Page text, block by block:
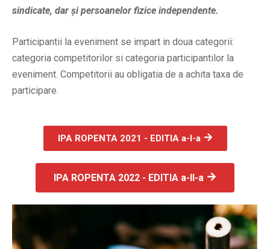
sindicate, dar și persoanelor fizice independente.
Participantii la eveniment se impart in doua categorii:
categoria competitorilor si categoria participantilor la
eveniment. Competitorii au obligatia de a achita taxa de
participare.
IPA ROPENTA 2021 - EDITIA a-I-a
IPA ROPENTA 2022 - EDITIA a-II-a